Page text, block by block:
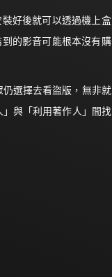
好後就可以透過機上盒
的影音可能根本沒有購
選擇去看盜版，無非就
與「利用著作人」間找